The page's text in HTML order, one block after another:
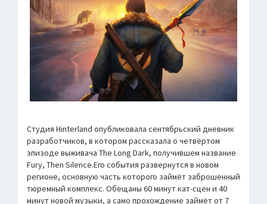
Студия Hinterland опубликовала сентябрьский дневник
разработчиков, в котором рассказала о четвёртом
эпизоде выживача The Long Dark, получившем название
Fury, Then Silence.Его события развернутся в новом
регионе, основную часть которого займёт заброшенный
тюремный комплекс. Обещаны 60 минут кат-сцен и 40
минут новой музыки, а само прохождение займёт от 7